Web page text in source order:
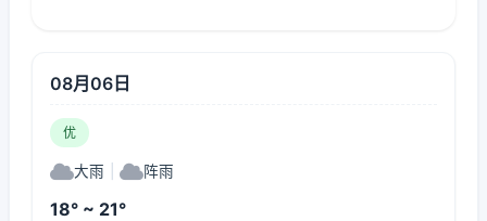
08月06日
优
大雨 阵雨
18° ~ 21°